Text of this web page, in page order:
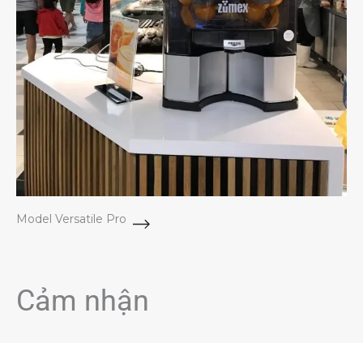
Model Versatile Pro
Cảm nhận